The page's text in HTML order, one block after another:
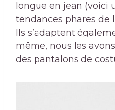
longue en jean (voici
tendances phares de
Ils s’adaptent
même, nous les
des pantalons de